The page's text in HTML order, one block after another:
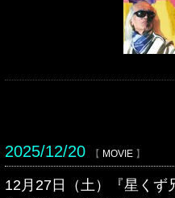
2025/12/20 【 MOVIE 】
12月27日（土）『星くず